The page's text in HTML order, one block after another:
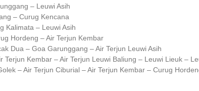
– Leuwi Asih
– Curug Kencana
Kalimata – Leuwi Asih
Hordeng – Air Terjun Kembar
Dua – Goa Garunggang – Air Terjun Leuwi Asih
Terjun Kembar – Air Terjun Leuwi Baliung – Leuwi Lieuk –
– Air Terjun Ciburial – Air Terjun Kembar – Curug